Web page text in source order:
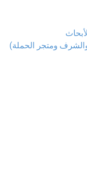
ومتجر الحملة)